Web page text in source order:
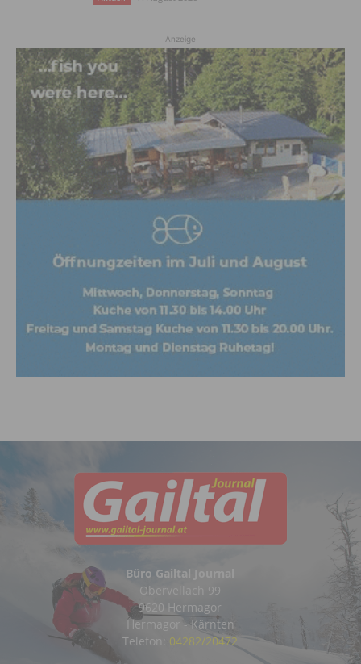
Anzeige
Büro Gailtal Journal
Obervellach 99
9620 Hermagor
Hermagor - Kärnten
Telefon: 04282/20472